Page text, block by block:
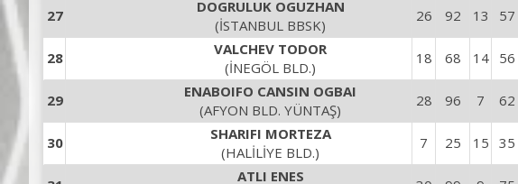
27
DOGRULUK OGUZHAN
(İSTANBUL BBSK)
26 92 13 57
28
VALCHEV TODOR
(İNEGÖL BLD.)
18 68 14 56
29
ENABOIFO CANSIN OGBAI
(AFYON BLD. YÜNTAŞ)
28 96 7 62
30
SHARIFI MORTEZA
(HALİLİYE BLD.)
7 25 15 35
ATLI ENES